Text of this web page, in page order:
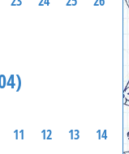
11 12 13
14